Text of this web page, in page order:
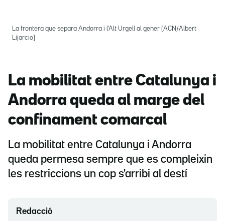
La frontera que separa Andorra i l'Alt Urgell al gener (ACN/Albert
Lijarcio)
La mobilitat entre Catalunya i
Andorra queda al marge del
confinament comarcal
La mobilitat entre Catalunya i Andorra
queda permesa sempre que es compleixin
les restriccions un cop s'arribi al destí
Redacció